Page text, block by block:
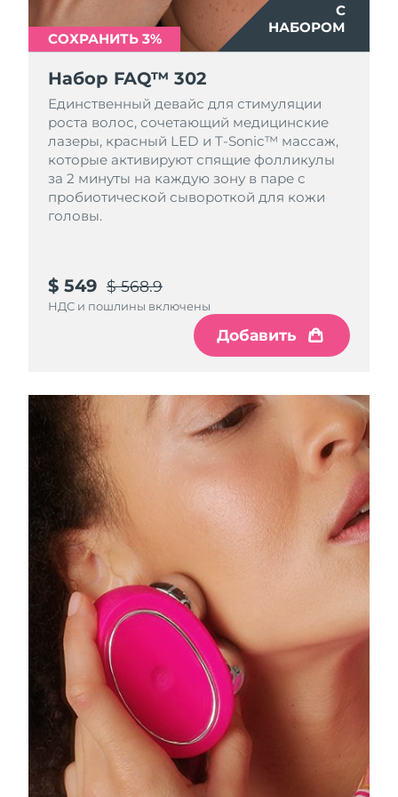
С
НАБОРОМ
СОХРАНИТЬ 3%
Набор FAQ™ 302
Единственный девайс для стимуляции
роста волос, сочетающий медицинские
лазеры, красный LED и T-Sonic™ массаж,
которые активируют спящие фолликулы
за 2 минуты на каждую зону в паре с
пробиотической сывороткой для кожи
головы.
$ 549 $ 568.9
НДС и пошлины включены
Добавить
8/9/26
Нидерланды
Ожидаемая дата доставки
Новая Зеландия
Норвегия
Ожидаемая дата доставки
8/8/26
Оман
Ожидаемая дата доставки
Польша
8/9/26
Пуэрто-Рико
Ожидаемая дата доставки
8/10/26
Катар
Ожидаемая дата доставки
8/9/26
Реюньон
Ожидаемая дата доставки
8/13/26
Румыния
Россия
Ожидаемая дата доставки
8/16/26
Саудовская Аравия
Ожидаемая дата доставки
Сингапур
Ожидаемая дата доставки
Ожидаемая дата доставки